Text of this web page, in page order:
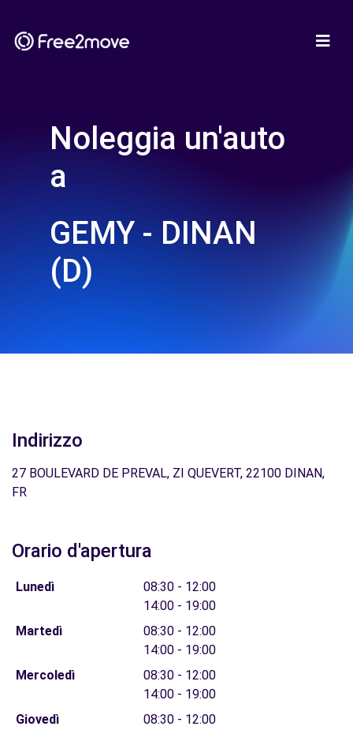
Noleggia un'auto
a
GEMY - DINAN
(D)
Indirizzo
27 BOULEVARD DE PREVAL, ZI QUEVERT, 22100 DINAN,
FR
Orario d'apertura
Lunedì
08:30 - 12:00
14:00 - 19:00
Martedì
08:30 - 12:00
14:00 - 19:00
Mercoledì
08:30 - 12:00
14:00 - 19:00
Giovedì
08:30 - 12:00